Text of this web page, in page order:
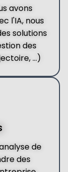
avons
l'IA, nous
solutions
des
...)
de
des